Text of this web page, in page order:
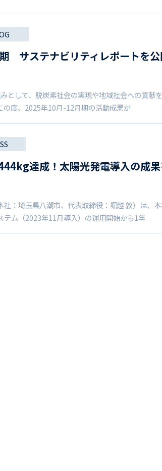
サステナビリティレポートを公
として、脱炭素社会の実現や地域社会への貢献
の度、2025年10月-12月期の活動成果が
達成！太陽光発電導入の成
社：埼玉県八潮市、代表取締役：堀越 敦）は、
テム（2023年11月導入）の運用開始から1年